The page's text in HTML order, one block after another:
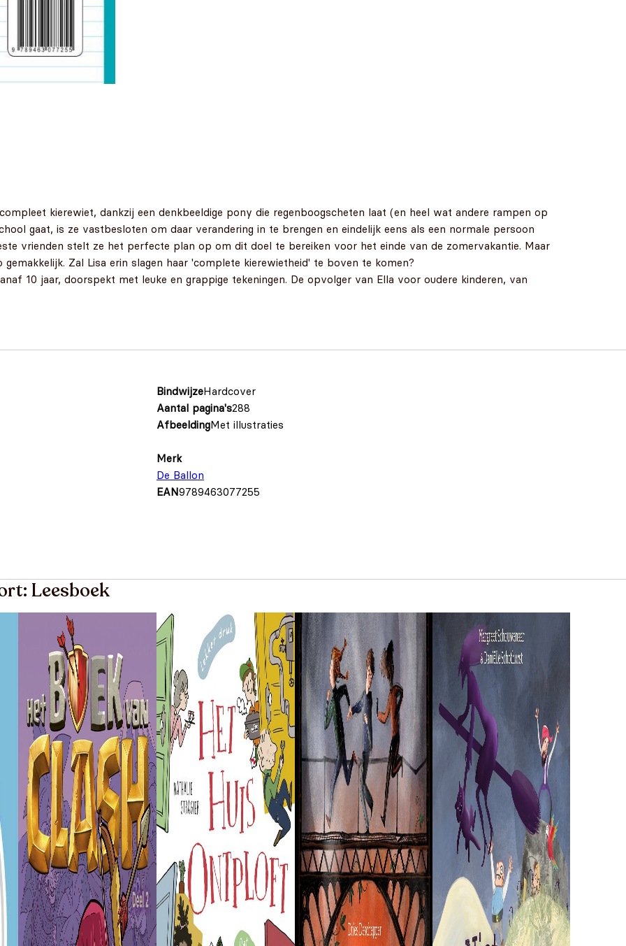
kierewiet, dankzij een denkbeeldige pony die regenboogscheten laat (en heel wat andere rampen op
gaat, is ze vastbesloten om daar verandering in te brengen en eindelijk eens als een normale persoon
vrienden stelt ze het perfecte plan op om dit doel te bereiken voor het einde van de zomervakantie. Maar
Zal Lisa erin slagen haar 'complete kierewietheid' te boven te komen?
10 jaar, doorspekt met leuke en grappige tekeningen. De opvolger van Ella voor oudere kinderen, van
BindwijzeHardcover
Aantal pagina's288
AfbeeldingMet illustraties
Merk
De Ballon
EAN9789463077255
Leesboek